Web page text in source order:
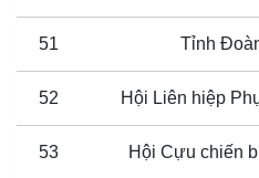
51 Tỉnh
52 Hội Liên hiệp
53 Hội Cựu chiến